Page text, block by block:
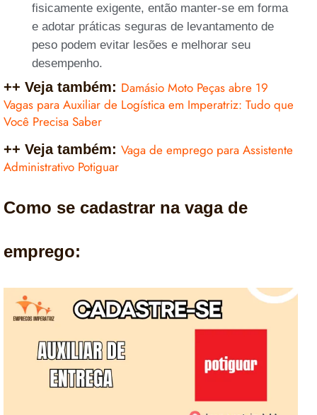
fisicamente exigente, então manter-se em forma
e adotar práticas seguras de levantamento de
peso podem evitar lesões e melhorar seu
desempenho.
++ Veja também: Damásio Moto Peças abre 19
Vagas para Auxiliar de Logística em Imperatriz: Tudo que
Você Precisa Saber
++ Veja também: Vaga de emprego para Assistente
Administrativo Potiguar
Como se cadastrar na vaga de
emprego: